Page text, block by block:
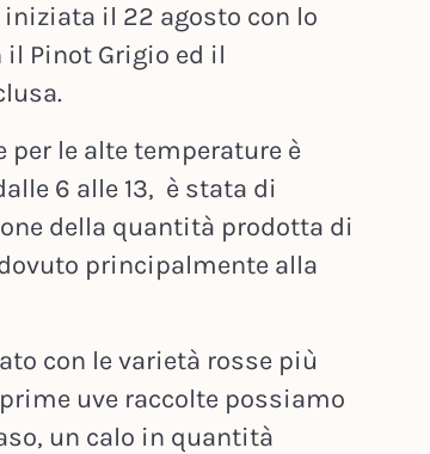
il 22 agosto con lo
il Pinot Grigio ed il
per le alte temperature è
6 alle 13, è stata di
della quantità prodotta di
principalmente alla
con le varietà rosse più
uve raccolte possiamo
un calo in quantità